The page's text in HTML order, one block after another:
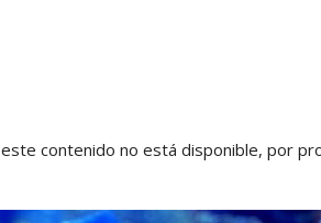
contenido no está disponible, por